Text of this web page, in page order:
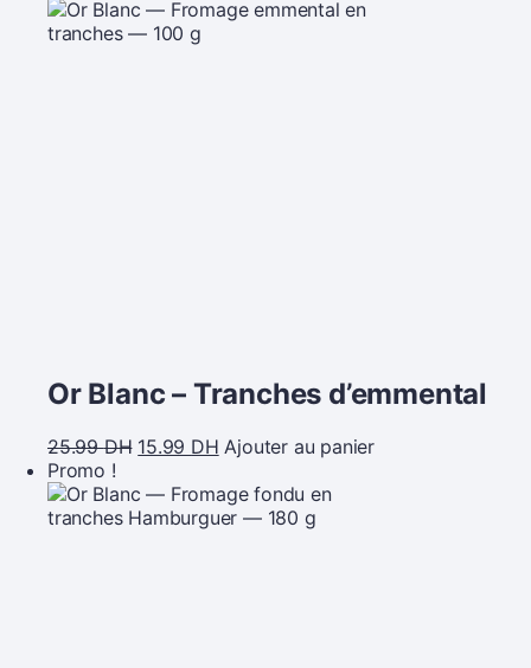
Or Blanc – Tranches d’emmental
25.99DH 15.99 DH Ajouter au panier
Promo !